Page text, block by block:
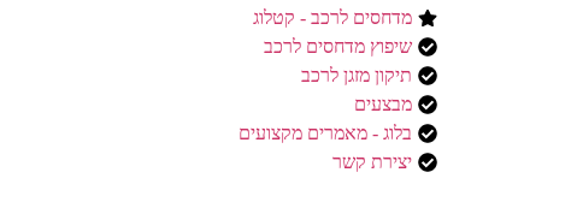
מדחסים לרכב - קטלוג
שיפוץ מדחסים לרכב
תיקון מזגן לרכב
מבצעים
בלוג - מאמרים מקצועים
יצירת קשר